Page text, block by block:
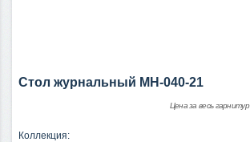
Стол журнальный МН-040-21
Цена за весь гарнитур
Коллекция: